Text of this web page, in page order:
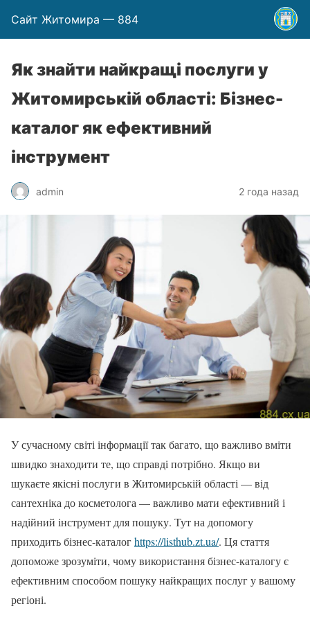
Сайт Житомира — 884
Як знайти найкращі послуги у
Житомирській області: Бізнес-
каталог як ефективний
інструмент
admin 2 года назад
У сучасному світі інформації так багато, що важливо вміти
швидко знаходити те, що справді потрібно. Якщо ви
шукаєте якісні послуги в Житомирській області — від
сантехніка до косметолога — важливо мати ефективний і
надійний інструмент для пошуку. Тут на допомогу
приходить бізнес-каталогhttps://listhub.zt.ua/. Ця стаття
допоможе зрозуміти, чому використання бізнес-каталогу є
ефективним способом пошуку найкращих послуг у вашому
регіоні.